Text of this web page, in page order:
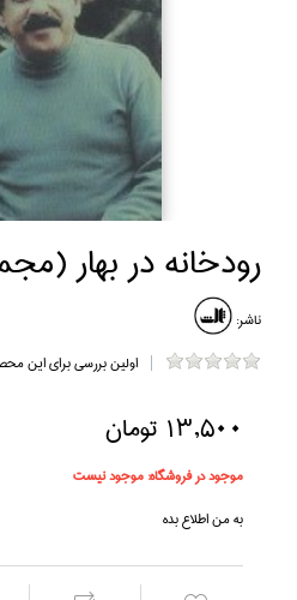
رودخانه در بهار
ناشر:
اولین بررسی برای این
13,500 تومان
موجود در فروشگاه:موجود نیست
به من اطلاع بده